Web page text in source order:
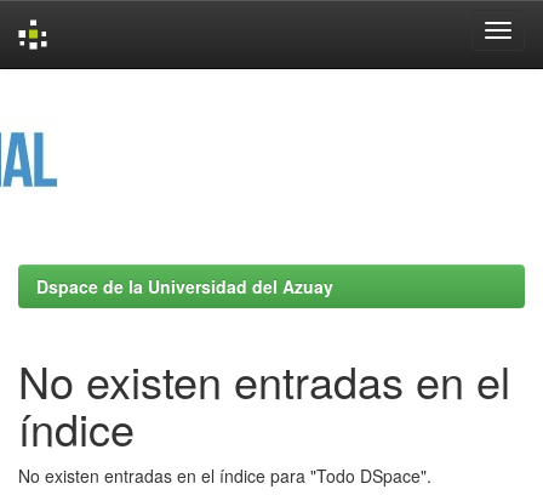
Dspace de la Universidad del Azuay
No existen entradas en el
índice
No existen entradas en el índice para "Todo DSpace".